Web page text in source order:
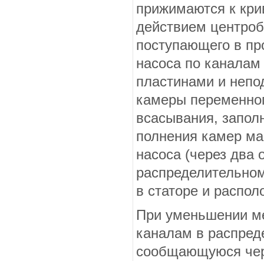
прижи­маются к
действием
поступающего в
насоса по
пластинами и
камеры
всасывания,
полнения камер
насоса (через два
в статоре и
При уменьшении
каналам в
сообщающуюся